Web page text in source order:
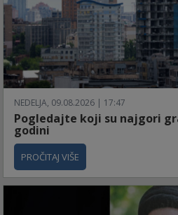
NEDELJA, 09.08.2026 | 17:47
Pogledajte koji su najgori
godini
PROČITAJ VIŠE